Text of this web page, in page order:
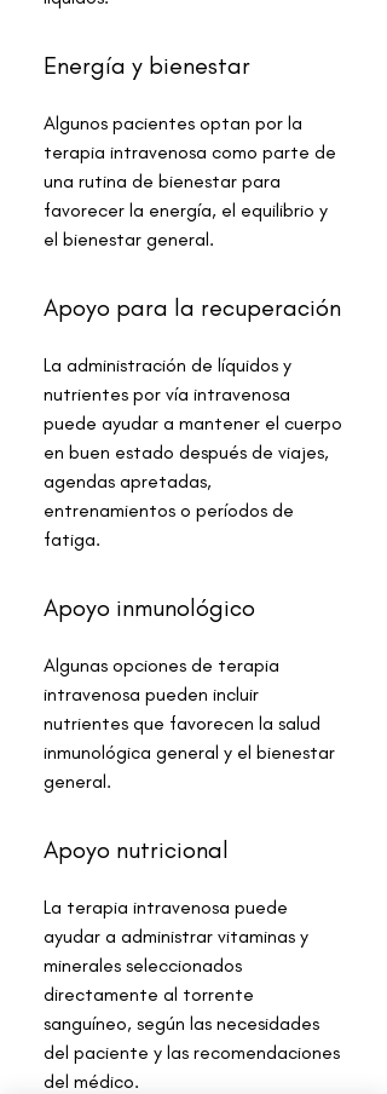
Energía y bienestar
Algunos pacientes optan por la
terapia intravenosa como parte de
una rutina de bienestar para
favorecer la energía, el equilibrio y
el bienestar general.
Apoyo para la recuperación
La administración de líquidos y
nutrientes por vía intravenosa
puede ayudar a mantener el cuerpo
en buen estado después de viajes,
agendas apretadas,
entrenamientos o períodos de
fatiga.
Apoyo inmunológico
Algunas opciones de terapia
intravenosa pueden incluir
nutrientes que favorecen la salud
inmunológica general y el bienestar
general.
Apoyo nutricional
La terapia intravenosa puede
ayudar a administrar vitaminas y
minerales seleccionados
directamente al torrente
sanguíneo, según las necesidades
del paciente y las recomendaciones
del médico.